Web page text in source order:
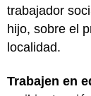
trabajador
hijo, sobre el
localidad.
Trabajen en